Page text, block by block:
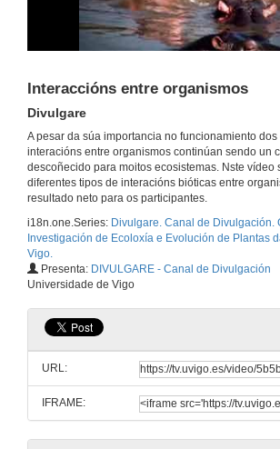
Interaccións entre organismos
Divulgare
A pesar da súa importancia no funcionamiento
interacións entre organismos continúan sendo un
descoñecido para moitos ecosistemas. Nste vídeo
diferentes tipos de interacións bióticas entre
resultado neto para os participantes.
i18n.one.Series: Divulgare. Canal de Divulgación.
Investigación de Ecoloxía e Evolución de Plantas
Vigo.
Presenta: DIVULGARE - Canal de Divulgación
Universidade de Vigo
URL:
IFRAME:
27 de feb. de 2013
Divulgare.
Divulgare.
27 de feb. de 2013